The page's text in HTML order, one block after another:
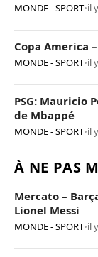
MONDE - SPORT•il
Copa America
MONDE - SPORT•il
PSG: Mauricio
de Mbappé
MONDE - SPORT•il
À NE PAS
Mercato –
Lionel Messi
MONDE - SPORT•il